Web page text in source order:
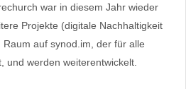
war in diesem Jahr wieder
Projekte (digitale Nachhaltigkeit
auf synod.im, der für alle
und werden weiterentwickelt.